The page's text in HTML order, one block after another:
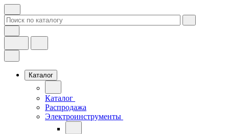
Каталог
Каталог
Распродажа
Электроинструменты